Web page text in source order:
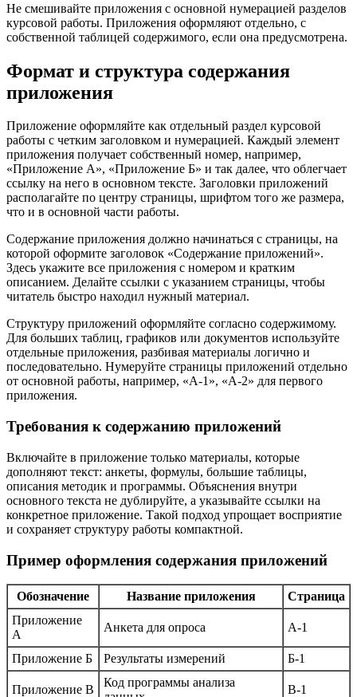
Не смешивайте приложения с основной нумерацией разделов
курсовой работы. Приложения оформляют отдельно, с
собственной таблицей содержимого, если она предусмотрена.
Формат и структура содержания
приложения
Приложение оформляйте как отдельный раздел курсовой
работы с четким заголовком и нумерацией. Каждый элемент
приложения получает собственный номер, например,
«Приложение А», «Приложение Б» и так далее, что облегчает
ссылку на него в основном тексте. Заголовки приложений
располагайте по центру страницы, шрифтом того же размера,
что и в основной части работы.
Содержание приложения должно начинаться с страницы, на
которой оформите заголовок «Содержание приложений».
Здесь укажите все приложения с номером и кратким
описанием. Делайте ссылки с указанием страницы, чтобы
читатель быстро находил нужный материал.
Структуру приложений оформляйте согласно содержимому.
Для больших таблиц, графиков или документов используйте
отдельные приложения, разбивая материалы логично и
последовательно. Нумеруйте страницы приложений отдельно
от основной работы, например, «А-1», «А-2» для первого
приложения.
Требования к содержанию приложений
Включайте в приложение только материалы, которые
дополняют текст: анкеты, формулы, большие таблицы,
описания методик и программы. Объяснения внутри
основного текста не дублируйте, а указывайте ссылки на
конкретное приложение. Такой подход упрощает восприятие
и сохраняет структуру работы компактной.
Пример оформления содержания приложений
Обозначение Название приложения
Страница
Приложение
А
Анкета для опроса А-1
Приложение Б Результаты измерений Б-1
Приложение В
Код программы анализа
В-1